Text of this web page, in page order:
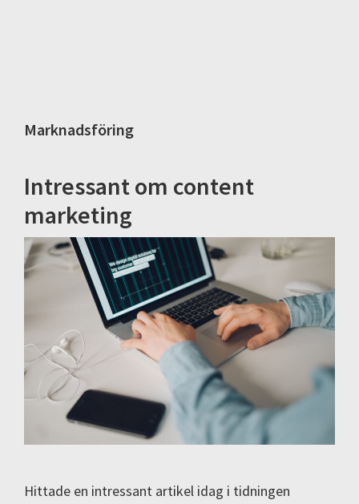
Marknadsföring
Intressant om content
marketing
Hittade en intressant artikel idag i tidningen